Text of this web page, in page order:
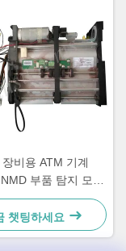
장비용 ATM 기계
부품 탐지 모듈
A011263
챗팅하세요